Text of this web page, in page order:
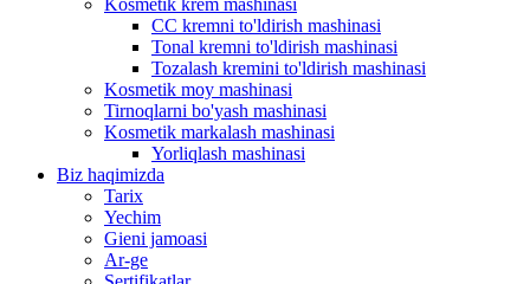
Kosmetik krem ​​mashinasi
CC kremni to'ldirish mashinasi
Tonal kremni to'ldirish mashinasi
Tozalash kremini to'ldirish mashinasi
Kosmetik moy mashinasi
Tirnoqlarni bo'yash mashinasi
Kosmetik markalash mashinasi
Yorliqlash mashinasi
Biz haqimizda
Tarix
Yechim
Gieni jamoasi
Ar-ge